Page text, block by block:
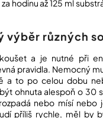
hodinu až 125 ml
výběr různých
a je nutné při
pravidla. Nemocný
a to po celou dobu
ohnuta alespoň o 30
nebo mísí nebo
příliš rychle, měl by